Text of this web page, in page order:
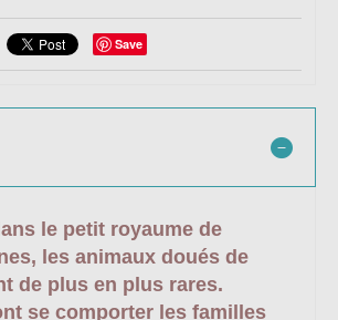
Save
le petit royaume de
les animaux doués de
de plus en plus rares.
se comporter les familles